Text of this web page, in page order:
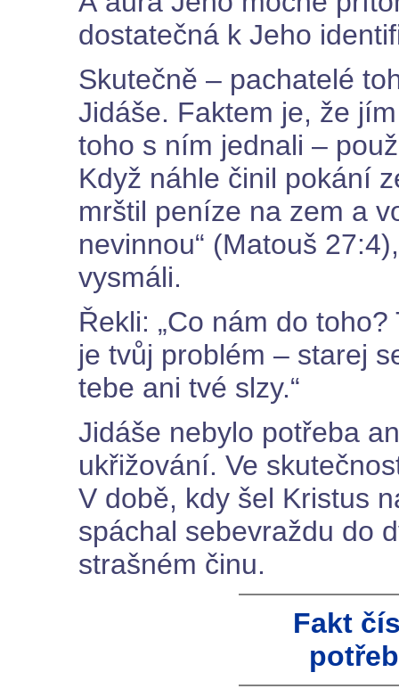
dostatečná k Jeho
Skutečně – pachatelé
Jidáše. Faktem je, že
toho s ním jednali –
Když náhle činil pokání
mrštil peníze na zem a
nevinnou“ (Matouš
vysmáli.
Řekli: „Co nám do
je tvůj problém – starej
tebe ani tvé slzy.“
Jidáše nebylo potřeba
ukřižování. Ve
V době, kdy šel Kristus
spáchal sebevraždu do
strašném činu.
Fakt